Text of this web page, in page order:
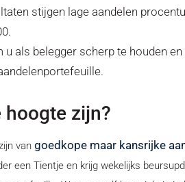
stijgen lage aandelen
u als belegger scherp te houden
hoogte zijn?
van goedkope maar kansrijke
een Tientje en krijg wekelijks